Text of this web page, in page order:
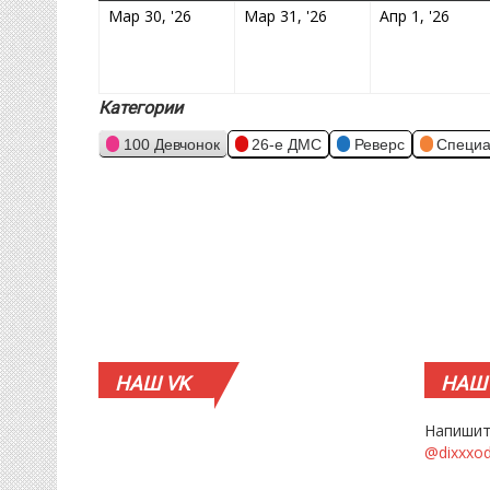
Мар 30, '26 30.03.2026Мар 31, '26 31.03.2026Апр 1, '26
Категории
100 Девчонок 26-е ДМС Реверс
НАШVK НАШ